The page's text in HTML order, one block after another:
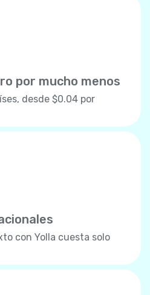
por mucho menos
desde $0.04 por
con Yolla cuesta solo